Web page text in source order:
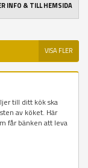
INFO & TILL HEMSIDA
VISA FLER
till ditt kök ska
av köket. Här
får bänken att leva